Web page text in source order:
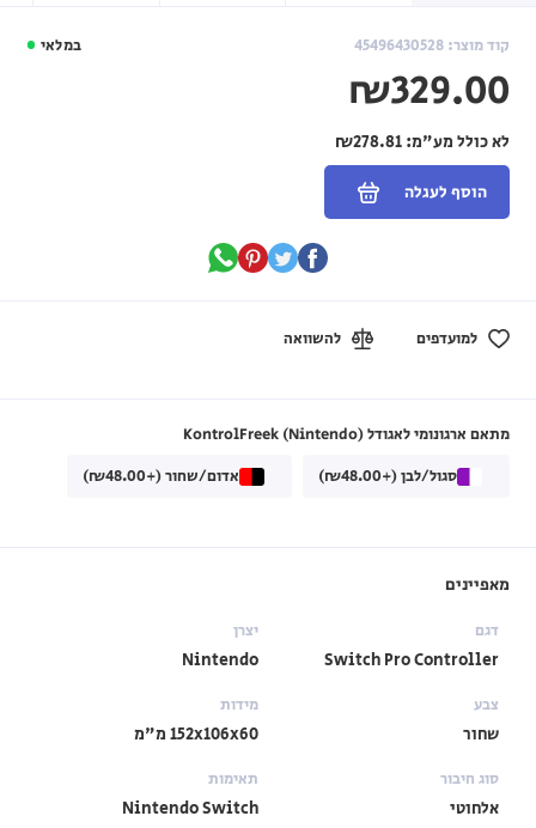
במלאי קוד מוצר: 45496430528
₪329.00
לא כולל מע"מ:₪278.81
הוסף לעגלה
למועדפים להשוואה
מתאם ארגונומי לאגודל KontrolFreek (Nintendo)
סגול/לבן (+₪48.00)
אדום/שחור (+₪48.00)
מאפיינים
דגם
Switch Pro Controller
יצרן
Nintendo
צבע
שחור
מידות
152x106x60 מ"מ
סוג חיבור
אלחוטי
תאימות
Nintendo Switch